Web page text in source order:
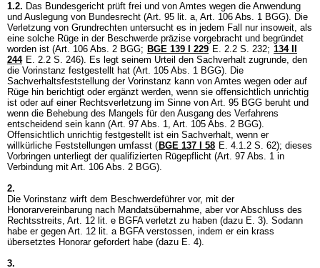
1.2. Das Bundesgericht prüft frei und von Amtes wegen die Anwendung
und Auslegung von Bundesrecht (Art. 95 lit. a, Art. 106 Abs. 1 BGG). Die
Verletzung von Grundrechten untersucht es in jedem Fall nur insoweit, als
eine solche Rüge in der Beschwerde präzise vorgebracht und begründet
worden ist (Art. 106 Abs. 2 BGG; BGE 139 I 229 E. 2.2 S. 232; 134 II
244 E. 2.2 S. 246). Es legt seinem Urteil den Sachverhalt zugrunde, den
die Vorinstanz festgestellt hat (Art. 105 Abs. 1 BGG). Die
Sachverhaltsfeststellung der Vorinstanz kann von Amtes wegen oder auf
Rüge hin berichtigt oder ergänzt werden, wenn sie offensichtlich unrichtig
ist oder auf einer Rechtsverletzung im Sinne von Art. 95 BGG beruht und
wenn die Behebung des Mangels für den Ausgang des Verfahrens
entscheidend sein kann (Art. 97 Abs. 1, Art. 105 Abs. 2 BGG).
Offensichtlich unrichtig festgestellt ist ein Sachverhalt, wenn er
willkürliche Feststellungen umfasst ( BGE 137 I 58 E. 4.1.2 S. 62); dieses
Vorbringen unterliegt der qualifizierten Rügepflicht (Art. 97 Abs. 1 in
Verbindung mit Art. 106 Abs. 2 BGG).
2.
Die Vorinstanz wirft dem Beschwerdeführer vor, mit der
Honorarvereinbarung nach Mandatsübernahme, aber vor Abschluss des
Rechtsstreits, Art. 12 lit. e BGFAverletzt zu haben (dazu E. 3). Sodann
habe er gegen Art. 12 lit. a BGFAverstossen, indem er ein krass
übersetztes Honorar gefordert habe (dazu E. 4).
3.